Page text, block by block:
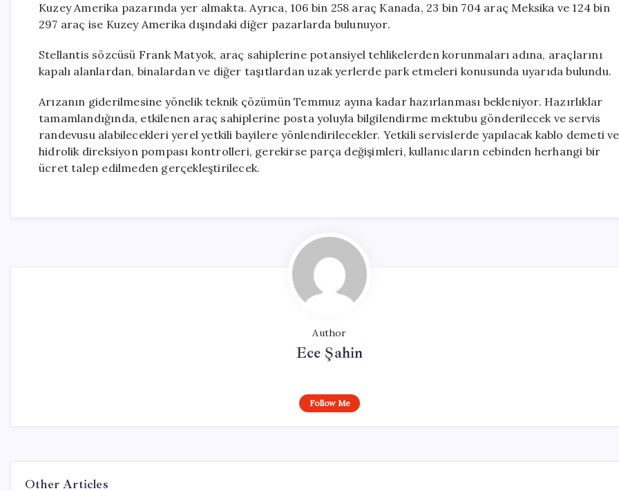
Kuzey Amerika pazarında yer almakta. Ayrıca, 106 bin 258 araç Kanada, 23 bin 704 araç Meksika ve 124 bin
297 araç ise Kuzey Amerika dışındaki diğer pazarlarda bulunuyor.
Stellantis sözcüsü Frank Matyok, araç sahiplerine potansiyel tehlikelerden korunmaları adına, araçlarını
kapalı alanlardan, binalardan ve diğer taşıtlardan uzak yerlerde park etmeleri konusunda uyarıda bulundu.
Arızanın giderilmesine yönelik teknik çözümün Temmuz ayına kadar hazırlanması bekleniyor. Hazırlıklar
tamamlandığında, etkilenen araç sahiplerine posta yoluyla bilgilendirme mektubu gönderilecek ve servis
randevusu alabilecekleri yerel yetkili bayilere yönlendirilecekler. Yetkili servislerde yapılacak kablo demeti ve
hidrolik direksiyon pompası kontrolleri, gerekirse parça değişimleri, kullanıcıların cebinden herhangi bir
ücret talep edilmeden gerçekleştirilecek.
Author
Ece Şahin
Follow Me
Other Articles